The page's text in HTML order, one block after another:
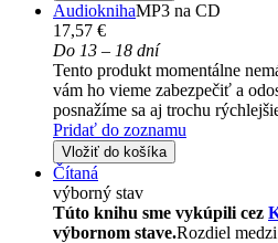
AudioknihaMP3 na CD
17,57 €
Do 13 – 18 dní
Tento produkt momentálne
vám ho vieme zabezpečiť a
posnažíme sa aj trochu
Pridať do zoznamu
Vložiť do košíka
Čítaná
výborný stav
Túto knihu sme vykúpili cez
výbornom stave.Rozdiel